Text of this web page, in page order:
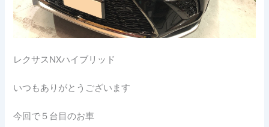
レクサスNXハイブリッド
いつもありがとうございます
今回で５台目のお車